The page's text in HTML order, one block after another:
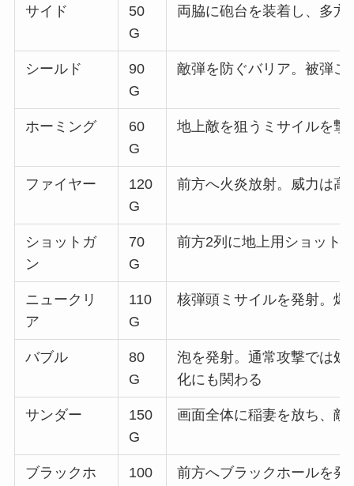
サイド
50
G
両脇に砲台を装着し、多方
シールド
90
G
敵弾を防ぐバリア。被弾
ホーミング
60
G
地上敵を狙うミサイルを
ファイヤー
120
G
前方へ火炎放射。威力は
ショットガ
ン
70
G
前方2列に地上用ショット
ニュークリ
ア
110
G
核弾頭ミサイルを発射。
バブル
80
G
泡を発射。通常攻撃では
化にも関わる
サンダー
150
G
画面全体に稲妻を放ち、敵
ブラックホ
100
前方へブラックホールを